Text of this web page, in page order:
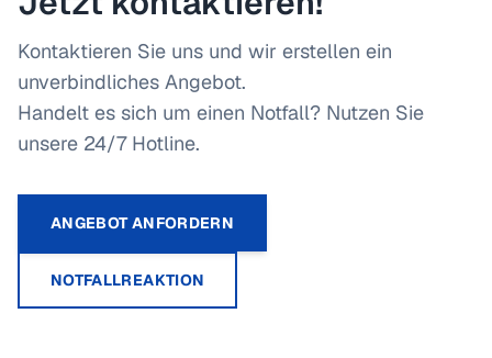
Kontaktieren Sie uns und wir erstellen ein
unverbindliches Angebot.
Handelt es sich um einen Notfall? Nutzen Sie
unsere 24/7 Hotline.
ANGEBOT ANFORDERN
NOTFALLREAKTION